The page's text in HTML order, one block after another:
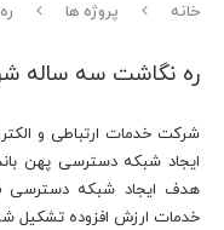
خانه پروژه ها
ره نگاشت سه ساله
شرکت خدمات ارتباطی و
هدف ایجاد شبکه دسترسی
خدمات ارزش افزوده تشکیل